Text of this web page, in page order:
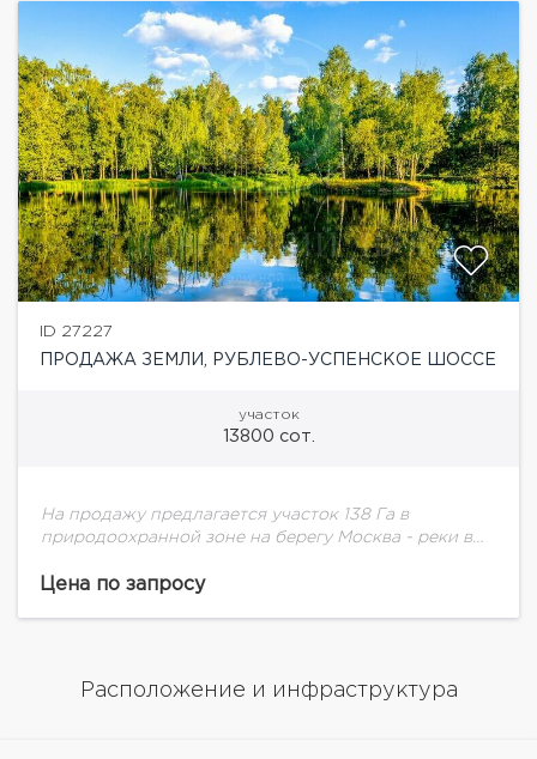
ID 27227
ПРОДАЖА ЗЕМЛИ, РУБЛЕВО-УСПЕНСКОЕ ШОССЕ
участок
13800 сот.
На продажу предлагается участок 138 Га в
природоохранной зоне на берегу Москва - реки в
Цена по запросу
Расположение и инфраструктура